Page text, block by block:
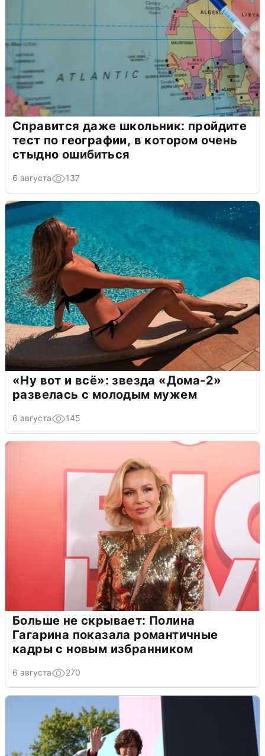
Справится даже школьник: пройдите
тест по географии, в котором очень
стыдно ошибиться
6 августа 137
«Ну вот и всё»: звезда «Дома-2»
развелась с молодым мужем
6 августа 145
Больше не скрывает: Полина
Гагарина показала романтичные
кадры с новым избранником
6 августа 270